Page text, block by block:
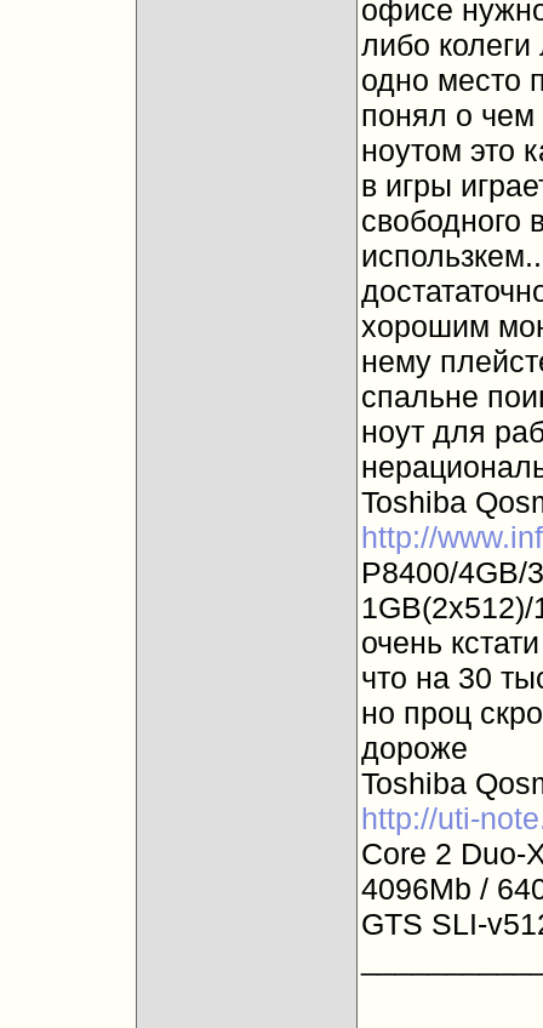
офисе
либо
одно место
понял о чем
ноутом это
в игры
свободного
хорошим
нему
спальне
ноут для
Toshiba
http://
P8400/4GB/
очень
что на 30
но проц
дороже
Toshiba
http://uti-
Core 2 Duo-
4096Mb /
GTS SLI-